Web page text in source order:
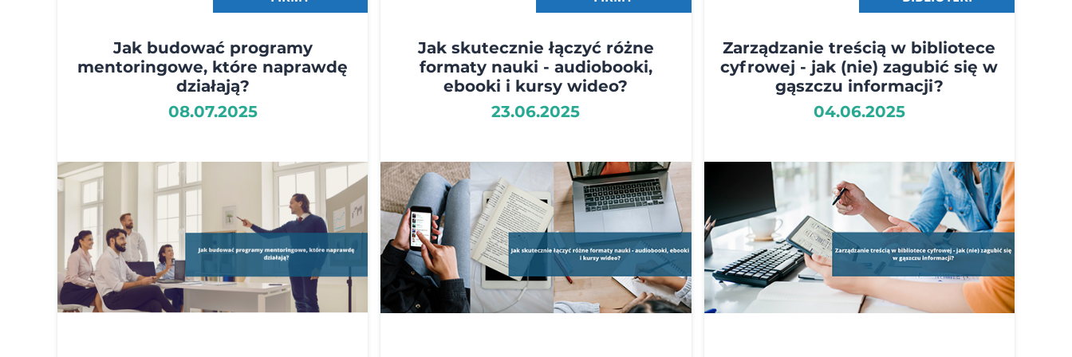
Jak budować programy
mentoringowe, które naprawdę
działają?
08.07.2025
Jak skutecznie łączyć różne
formaty nauki - audiobooki,
ebooki i kursy wideo?
23.06.2025
Zarządzanie treścią w bibliotece
cyfrowej - jak (nie) zagubić się w
gąszczu informacji?
04.06.2025